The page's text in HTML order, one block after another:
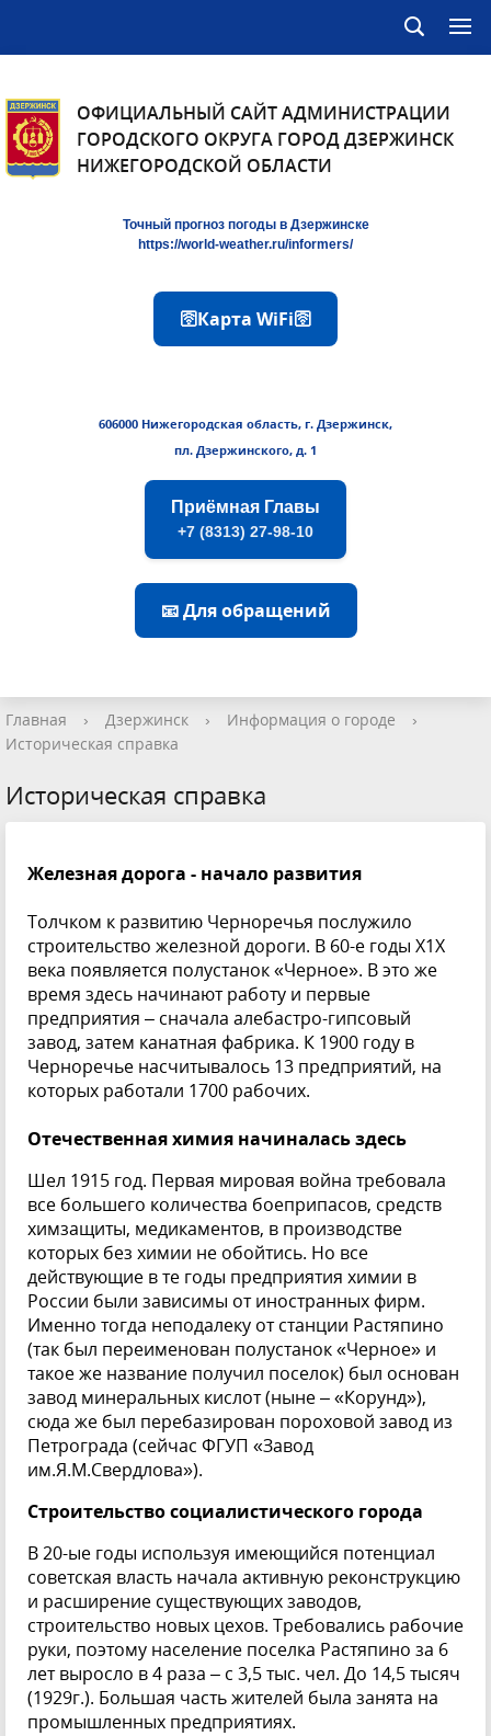
ОФИЦИАЛЬНЫЙ САЙТ АДМИНИСТРАЦИИ
ГОРОДСКОГО ОКРУГА ГОРОД ДЗЕРЖИНСК
НИЖЕГОРОДСКОЙ ОБЛАСТИ
Точный прогноз погоды в Дзержинске
https://world-weather.ru/informers/
🛜Карта WiFi🛜
606000 Нижегородская область, г. Дзержинск,
пл. Дзержинского, д. 1
Приёмная Главы
+7 (8313) 27-98-10
📧 Для обращений
Главная › Дзержинск › Информация о городе
›
Историческая справка
Историческая справка
Железная дорога - начало развития
Толчком к развитию Черноречья послужило
строительство железной дороги. В 60-е годы Х1Х
века появляется полустанок «Черное». В это же
время здесь начинают работу и первые
предприятия – сначала алебастро-гипсовый
завод, затем канатная фабрика. К 1900 году в
Черноречье насчитывалось 13 предприятий, на
которых работали 1700 рабочих.
Отечественная химия начиналась здесь
Шел 1915 год. Первая мировая война требовала
все большего количества боеприпасов, средств
химзащиты, медикаментов, в производстве
которых без химии не обойтись. Но все
действующие в те годы предприятия химии в
России были зависимы от иностранных фирм.
Именно тогда неподалеку от станции Растяпино
(так был переименован полустанок «Черное» и
такое же название получил поселок) был основан
завод минеральных кислот (ныне – «Корунд»),
сюда же был перебазирован пороховой завод из
Петрограда (сейчас ФГУП «Завод
им.Я.М.Свердлова»).
Строительство социалистического города
В 20-ые годы используя имеющийся потенциал
советская власть начала активную реконструкцию
и расширение существующих заводов,
строительство новых цехов. Требовались рабочие
руки, поэтому население поселка Растяпино за 6
лет выросло в 4 раза – с 3,5 тыс. чел. До 14,5 тысяч
(1929г.). Большая часть жителей была занята на
промышленных предприятиях.